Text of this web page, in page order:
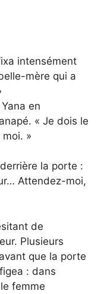
intensément
mère qui a
en
« Je dois le
»
la porte :
Attendez-moi,
de
Plusieurs
que la porte
: dans
femme